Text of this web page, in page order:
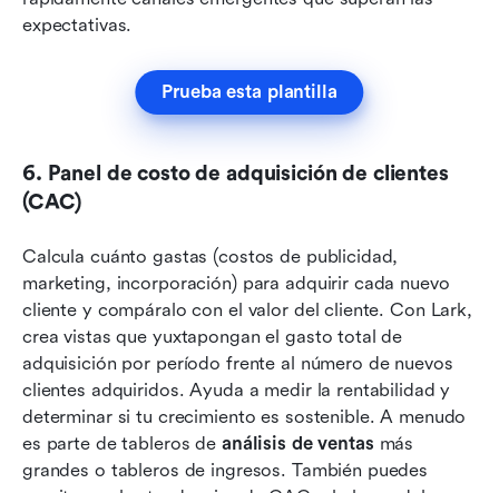
expectativas.
Prueba esta plantilla
6. Panel de costo de adquisición de clientes
(CAC)
Calcula cuánto gastas (costos de publicidad,
marketing, incorporación) para adquirir cada nuevo
cliente y compáralo con el valor del cliente. Con Lark,
crea vistas que yuxtapongan el gasto total de
adquisición por período frente al número de nuevos
clientes adquiridos. Ayuda a medir la rentabilidad y
determinar si tu crecimiento es sostenible. A menudo
es parte de tableros de análisis de ventas más
grandes o tableros de ingresos. También puedes